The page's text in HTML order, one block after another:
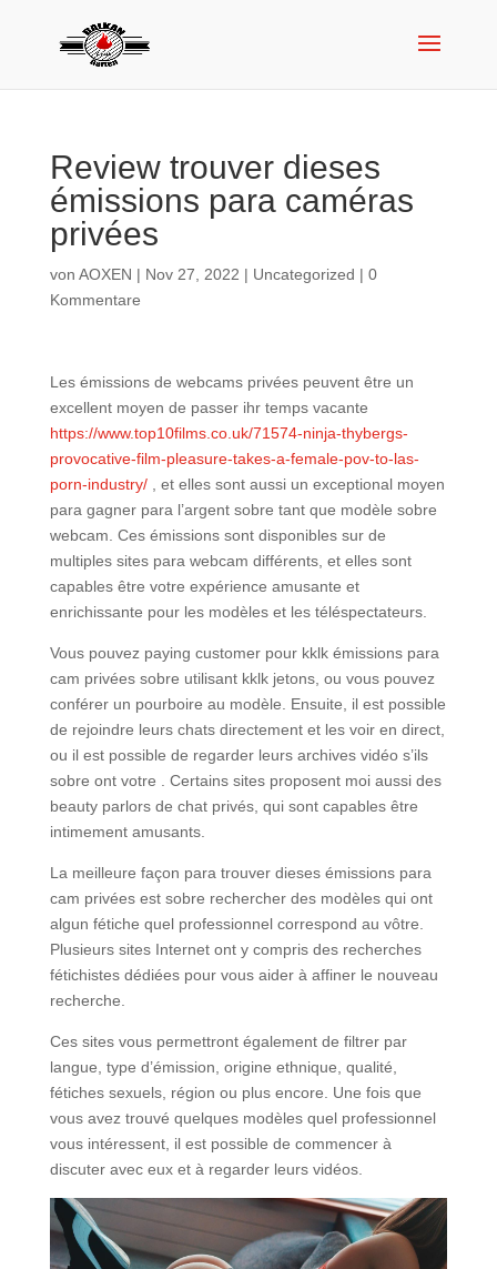
Review trouver dieses
émissions para caméras
privées
von AOXEN | Nov 27, 2022 | Uncategorized | 0
Kommentare
Les émissions de webcams privées peuvent être un
excellent moyen de passer ihr temps vacante
https://www.top10films.co.uk/71574-ninja-thybergs-
provocative-film-pleasure-takes-a-female-pov-to-las-
porn-industry/
, et elles sont aussi un exceptional moyen
para gagner para l’argent sobre tant que modèle sobre
webcam. Ces émissions sont disponibles sur de
multiples sites para webcam différents, et elles sont
capables être votre expérience amusante et
enrichissante pour les modèles et les téléspectateurs.
Vous pouvez paying customer pour kklk émissions para
cam privées sobre utilisant kklk jetons, ou vous pouvez
conférer un pourboire au modèle. Ensuite, il est possible
de rejoindre leurs chats directement et les voir en direct,
ou il est possible de regarder leurs archives vidéo s’ils
sobre ont votre . Certains sites proposent moi aussi des
beauty parlors de chat privés, qui sont capables être
intimement amusants.
La meilleure façon para trouver dieses émissions para
cam privées est sobre rechercher des modèles qui ont
algun fétiche quel professionnel correspond au vôtre.
Plusieurs sites Internet ont y compris des recherches
fétichistes dédiées pour vous aider à affiner le nouveau
recherche.
Ces sites vous permettront également de filtrer par
langue, type d’émission, origine ethnique, qualité,
fétiches sexuels, région ou plus encore. Une fois que
vous avez trouvé quelques modèles quel professionnel
vous intéressent, il est possible de commencer à
discuter avec eux et à regarder leurs vidéos.